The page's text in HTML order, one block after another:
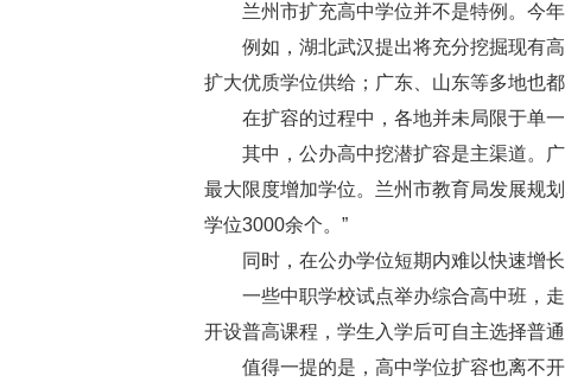
兰州市扩充高中学位并不是特例。今
例如，湖北武汉提出将充分挖掘现有
扩大优质学位供给；广东、山东等多地也
在扩容的过程中，各地并未局限于单
其中，公办高中挖潜扩容是主渠道。
最大限度增加学位。兰州市教育局发展规
学位3000余个。”
同时，在公办学位短期内难以快速增
一些中职学校试点举办综合高中班，
开设普高课程，学生入学后可自主选择普
值得一提的是，高中学位扩容也离不